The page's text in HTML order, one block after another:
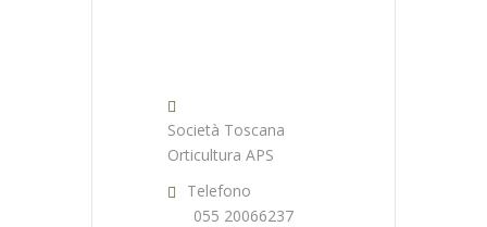
Società Toscana
Orticultura APS
Telefono
055 20066237